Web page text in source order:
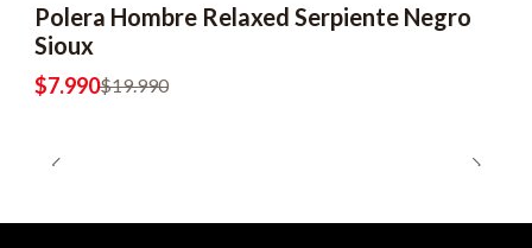
-60% OFF
Polera Hombre Relaxed Serpiente Negro
Sioux
$7.990$19.990